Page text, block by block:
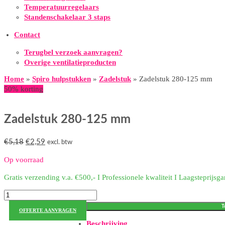
Temperatuurregelaars
Standenschakelaar 3 staps
Contact
Terugbel verzoek aanvragen?
Overige ventilatieproducten
Home » Spiro hulpstukken » Zadelstuk » Zadelstuk 280-125 mm
50% korting
Zadelstuk 280-125 mm
€5,18 Oorspronkelijke
was:
€2,59 Huidige
excl. btw
Op voorraad
Gratis verzending v.a. €500,- I Professionele kwaliteit I
Zadelstuk
OFFERTE AANVRAGEN